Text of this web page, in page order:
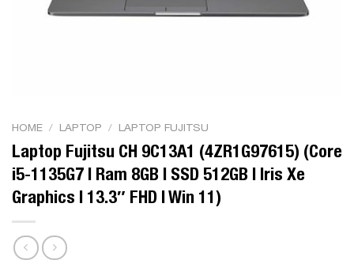
HOME / LAPTOP / LAPTOP FUJITSU
Laptop Fujitsu CH 9C13A1 (4ZR1G97615) (Core
i5-1135G7 | Ram 8GB | SSD 512GB | Iris Xe
Graphics | 13.3″ FHD | Win 11)